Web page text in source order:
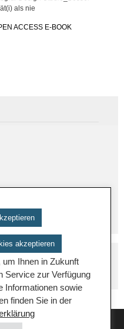
als nie
AC­CESS E-BOOK
akzeptieren
Ihnen in Zukunft
Service zur Verfügung
Informationen sowie
finden Sie in der